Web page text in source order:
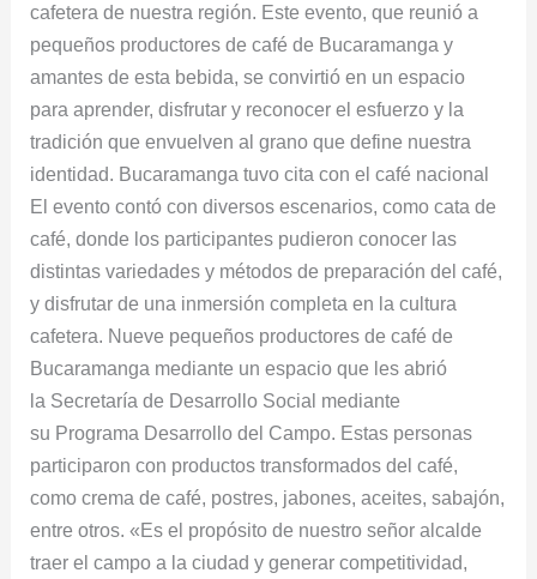
cafetera de nuestra región. Este evento, que reunió a
pequeños productores de café de Bucaramanga y
amantes de esta bebida, se convirtió en un espacio
para aprender, disfrutar y reconocer el esfuerzo y la
tradición que envuelven al grano que define nuestra
identidad. Bucaramanga tuvo cita con el café nacional
El evento contó con diversos escenarios, como cata de
café, donde los participantes pudieron conocer las
distintas variedades y métodos de preparación del café,
y disfrutar de una inmersión completa en la cultura
cafetera. Nueve pequeños productores de café de
Bucaramanga mediante un espacio que les abrió
la Secretaría de Desarrollo Social mediante
su Programa Desarrollo del Campo. Estas personas
participaron con productos transformados del café,
como crema de café, postres, jabones, aceites, sabajón,
entre otros. «Es el propósito de nuestro señor alcalde
traer el campo a la ciudad y generar competitividad,